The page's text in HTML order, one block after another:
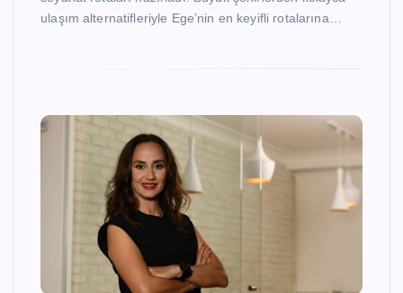
ulaşım alternatifleriyle Ege’nin en keyifli rotalarına…